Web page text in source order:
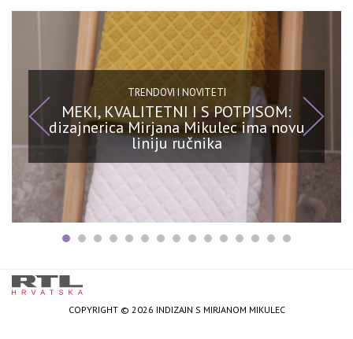
TRENDOVI I NOVITETI
MEKI, KVALITETNI I S POTPISOM:
dizajnerica Mirjana Mikulec ima novu
liniju ručnika
COPYRIGHT © 2026 INDIZAJN S MIRJANOM MIKULEC